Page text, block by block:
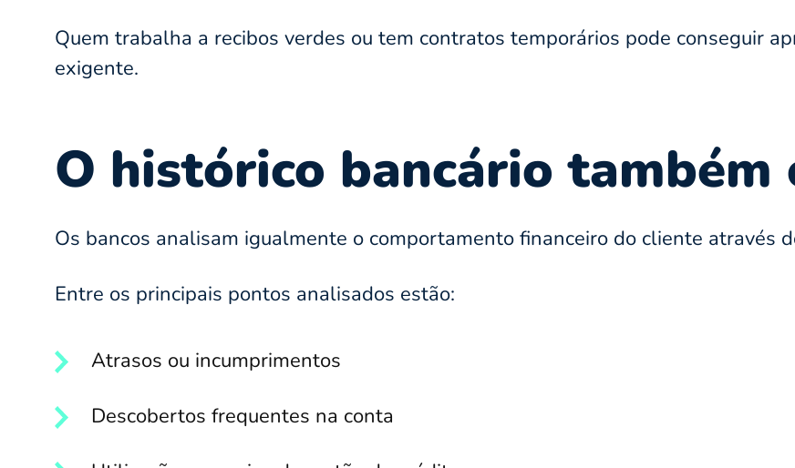
Quem trabalha a recibos verdes ou tem contratos temporários pode conseguir
exigente.
O histórico bancário também
Os bancos analisam igualmente o comportamento financeiro do cliente através
Entre os principais pontos analisados estão:
Atrasos ou incumprimentos
Descobertos frequentes na conta